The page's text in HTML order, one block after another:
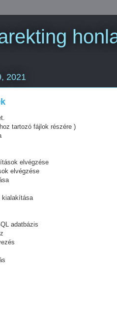
2021
tartozó fájlok részére )
elvégzése
elvégzése
kialakítása
adatbázis